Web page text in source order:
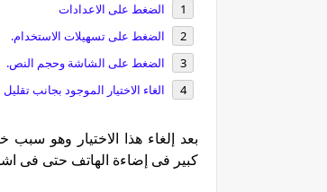
الضغط على الاعدادات
الضغط على تسهيلات الاستخدام.
الضغط على الشاشة وحجم النص.
الغاء الاختيار الموجود بجانب
بعد إلغاء هذا الاختيار وهو
كبير فى إضاءة الهاتف حتى فى